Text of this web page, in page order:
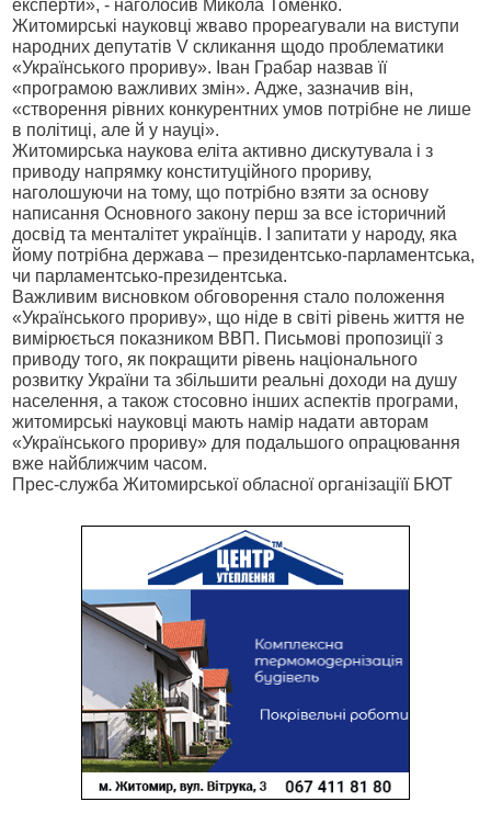
експерти», - наголосив Микола Томенко.
Житомирські науковці жваво прореагували на виступи
народних депутатів V скликання щодо проблематики
«Українського прориву». Іван Грабар назвав її
«програмою важливих змін». Адже, зазначив він,
«створення рівних конкурентних умов потрібне не лише
в політиці, але й у науці».
Житомирська наукова еліта активно дискутувала і з
приводу напрямку конституційного прориву,
наголошуючи на тому, що потрібно взяти за основу
написання Основного закону перш за все історичний
досвід та менталітет українців. І запитати у народу, яка
йому потрібна держава – президентсько-парламентська,
чи парламентсько-президентська.
Важливим висновком обговорення стало положення
«Українського прориву», що ніде в світі рівень життя не
вимірюється показником ВВП. Письмові пропозиції з
приводу того, як покращити рівень національного
розвитку України та збільшити реальні доходи на душу
населення, а також стосовно інших аспектів програми,
житомирські науковці мають намір надати авторам
«Українського прориву» для подальшого опрацювання
вже найближчим часом.
Прес-служба Житомирської обласної організаціїї БЮТ